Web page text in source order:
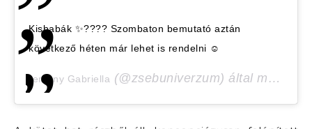
Kisbabák ✨???? Szombaton bemutató aztán
következő héten már lehet is rendelni ☺
Kemény Gabriella (@zsebuniverzum) által megosztott bejegyzés,